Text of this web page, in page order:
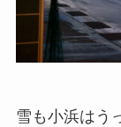
雪も小浜はう